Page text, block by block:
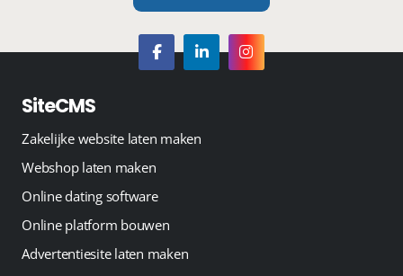
SiteCMS
Zakelijke website laten maken
Webshop laten maken
Online dating software
Online platform bouwen
Advertentiesite laten maken